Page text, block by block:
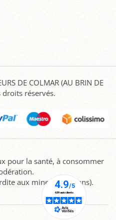
DE COLMAR (AU BRIN DE
droits réservés.
pour la santé, à consommer
aux mineurs (-18 ans).